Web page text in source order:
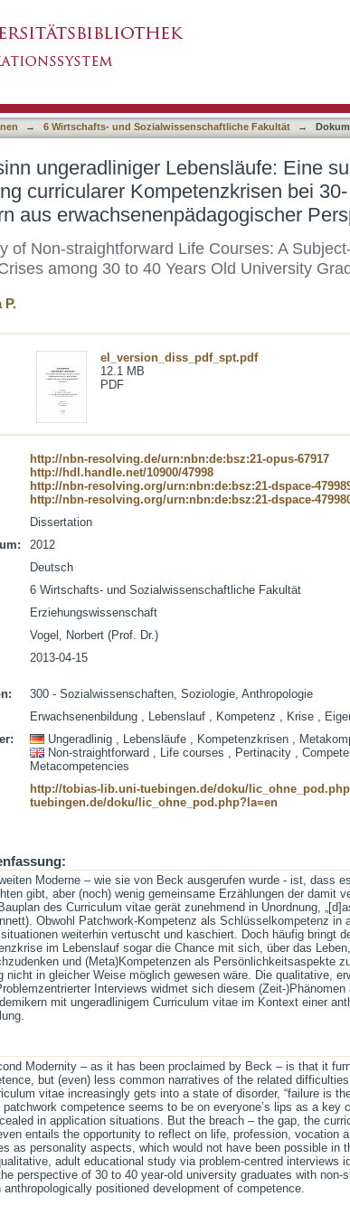
Akademikern aus
→ 6 Wirtschafts- und Sozialwissenschaftliche Fakultät →
ungeradliniger Lebensläufe: Eine
curricularer Kompetenzkrisen bei
aus erwachsenenpädagogischer
of Non-straightforward Life Courses: A
among 30 to 40 Years Old University
P.
el_version_diss_pdf_spt.pdf
12.1 MB
PDF
http://nbn-resolving.de/urn:nbn:de:bsz:21-opus-67917
http://hdl.handle.net/10900/47998
http://nbn-resolving.org/urn:nbn:de:bsz:21-dspace-
http://nbn-resolving.org/urn:nbn:de:bsz:21-dspace-
Dissertation
2012
Deutsch
6 Wirtschafts- und Sozialwissenschaftliche Fakultät
Erziehungswissenschaft
Vogel, Norbert (Prof. Dr.)
2013-04-15
300 - Sozialwissenschaften, Soziologie, Anthropologie
Erwachsenenbildung , Lebenslauf , Kompetenz , Krise ,
Ungeradlinig , Lebensläufe , Kompetenzkrisen ,
Non-straightforward , Life courses , Pertinacity ,
Metacompetencies
http://tobias-lib.uni-tuebingen.de/doku/
tuebingen.de/doku/lic_ohne_pod.php?la=en
Moderne – wie sie von Beck ausgerufen wurde - ist, dass
gibt, aber (noch) wenig gemeinsame Erzählungen der damit
des Curriculum vitae gerät zunehmend in Unordnung,
Obwohl Patchwork-Kompetenz als Schlüsselkompetenz in
weiterhin vertuscht und kaschiert. Doch häufig bringt
im Lebenslauf sogar die Chance mit sich, über das
und (Meta)Kompetenzen als Persönlichkeitsaspekte
nicht in gleicher Weise möglich gewesen wäre. Die qualitative,
Interviews widmet sich diesem (Zeit-
mit ungeradlinigem Curriculum vitae im Kontext einer
Modernity – as it has been proclaimed by Beck – is that it
but (even) less common narratives of the related
vitae increasingly gets into a state of disorder, “failure is
competence seems to be on everyone’s lips as a key
in application situations. But the breach – the gap, the
entails the opportunity to reflect on life, profession, vocation
as personality aspects, which would not have been possible in
adult educational study via problem-centred interviews
perspective of 30 to 40 year-old university graduates with non-
positioned development of competence.